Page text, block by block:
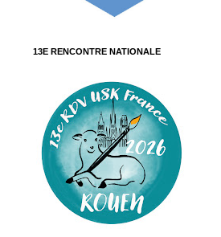
13E RENCONTRE NATIONALE